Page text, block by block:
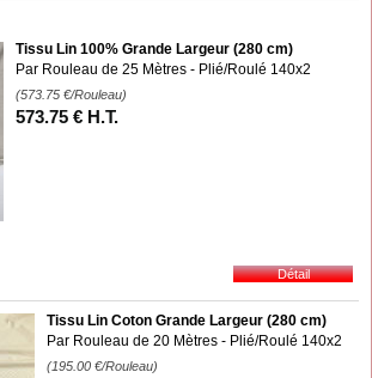
Tissu Lin 100% Grande Largeur (280 cm)
Par Rouleau de 25 Mètres - Plié/Roulé 140x2
(573.75 €/Rouleau)
573.75 € H.T.
Tissu Lin Coton Grande Largeur (280 cm)
Par Rouleau de 20 Mètres - Plié/Roulé 140x2
(195.00 €/Rouleau)